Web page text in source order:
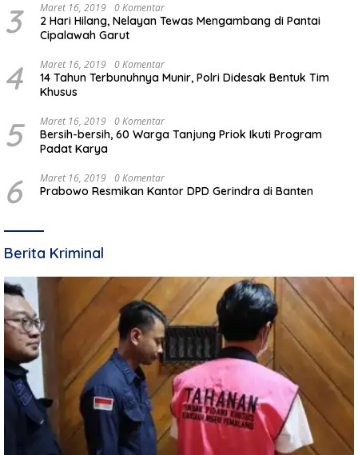
3 Maret 16, 2019 0 Komentar
2 Hari Hilang, Nelayan Tewas Mengambang di Pantai
Cipalawah Garut
4 Maret 16, 2019 0 Komentar
14 Tahun Terbunuhnya Munir, Polri Didesak Bentuk Tim
Khusus
5 Maret 16, 2019 0 Komentar
Bersih-bersih, 60 Warga Tanjung Priok Ikuti Program
Padat Karya
6 Maret 16, 2019 0 Komentar
Prabowo Resmikan Kantor DPD Gerindra di Banten
Berita Kriminal